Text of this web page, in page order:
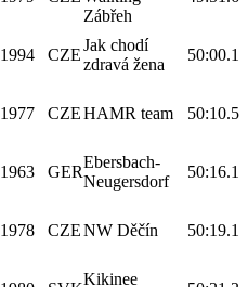
Zábřeh
1994 CZE
Jak chodí
zdravá žena
50:00.1
1977 CZEHAMR team 50:10.5
1963 GER
Ebersbach-
Neugersdorf
50:16.1
1978 CZENW Děčín 50:19.1
Kikinee